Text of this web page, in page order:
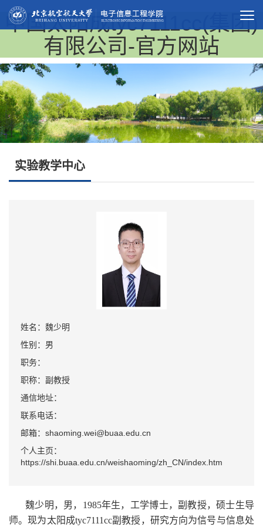
中国太阳成tyc7111cc(集团)
有限公司-官方网站
实验教学中心
姓名：魏少明
性别：男
职务：
职称：副教授
通信地址：
联系电话：
邮箱：shaoming.wei@buaa.edu.cn
个人主页：
https://shi.buaa.edu.cn/weishaoming/zh_CN/index.htm
魏少明，男，1985年生，工学博士，副教授，硕士生导
师。现为太阳成tyc7111cc副教授，研究方向为信号与信息处